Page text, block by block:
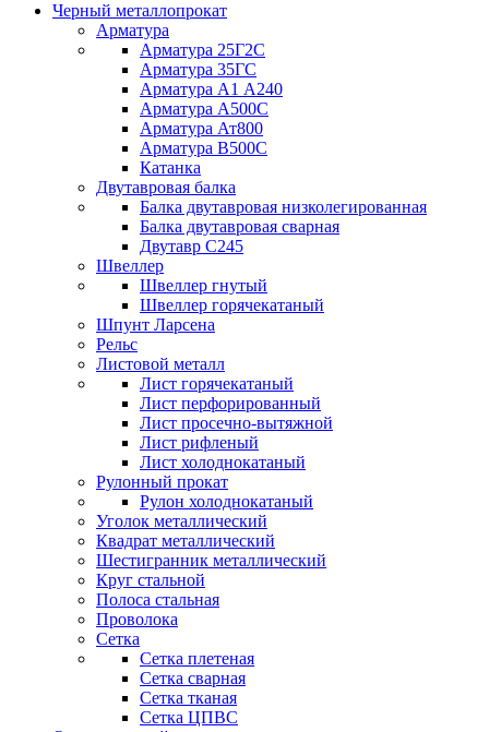
Черный металлопрокат
Арматура
Арматура 25Г2С
Арматура 35ГС
Арматура А1 А240
Арматура А500С
Арматура Ат800
Арматура В500С
Катанка
Двутавровая балка
Балка двутавровая низколегированная
Балка двутавровая сварная
Двутавр С245
Швеллер
Швеллер гнутый
Швеллер горячекатаный
Шпунт Ларсена
Рельс
Листовой металл
Лист горячекатаный
Лист перфорированный
Лист просечно-вытяжной
Лист рифленый
Лист холоднокатаный
Рулонный прокат
Рулон холоднокатаный
Уголок металлический
Квадрат металлический
Шестигранник металлический
Круг стальной
Полоса стальная
Проволока
Сетка
Сетка плетеная
Сетка сварная
Сетка тканая
Сетка ЦПВС